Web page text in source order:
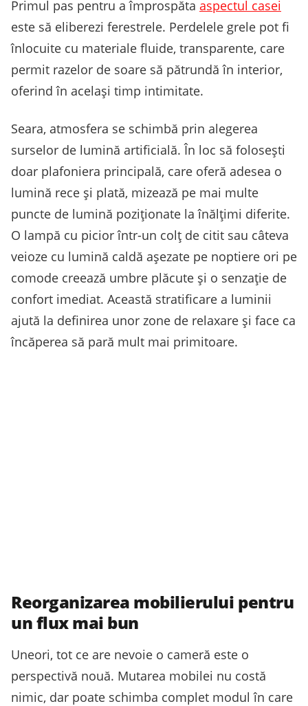
Primul pas pentru a împrospăta aspectul casei
este să eliberezi ferestrele. Perdelele grele pot fi
înlocuite cu materiale fluide, transparente, care
permit razelor de soare să pătrundă în interior,
oferind în același timp intimitate.
Seara, atmosfera se schimbă prin alegerea
surselor de lumină artificială. În loc să folosești
doar plafoniera principală, care oferă adesea o
lumină rece și plată, mizează pe mai multe
puncte de lumină poziționate la înălțimi diferite.
O lampă cu picior într-un colț de citit sau câteva
veioze cu lumină caldă așezate pe noptiere ori pe
comode creează umbre plăcute și o senzație de
confort imediat. Această stratificare a luminii
ajută la definirea unor zone de relaxare și face ca
încăperea să pară mult mai primitoare.
Reorganizarea mobilierului pentru
un flux mai bun
Uneori, tot ce are nevoie o cameră este o
perspectivă nouă. Mutarea mobilei nu costă
nimic, dar poate schimba complet modul în care